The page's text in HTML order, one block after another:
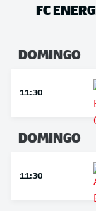
FC
DOMINGO
11:30
DOMINGO
11:30